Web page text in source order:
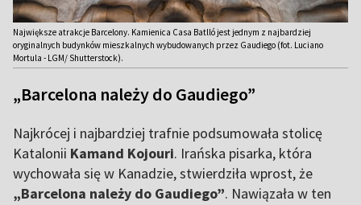
Największe atrakcje Barcelony. Kamienica Casa Batlló jest jednym z najbardziej
oryginalnych budynków mieszkalnych wybudowanych przez Gaudiego (fot. Luciano
Mortula - LGM/ Shutterstock).
„Barcelona należy do Gaudiego”
Najkrócej i najbardziej trafnie podsumowała stolicę
Katalonii Kamand Kojouri. Irańska pisarka, która
wychowała się w Kanadzie, stwierdziła wprost, że
„Barcelona należy do Gaudiego”. Nawiązała w ten